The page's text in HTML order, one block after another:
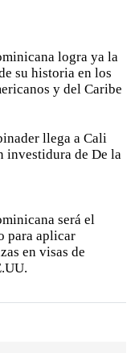
logra ya la
su historia en los
y del Caribe
llega a Cali
investidura de De la
será el
para aplicar
en visas de